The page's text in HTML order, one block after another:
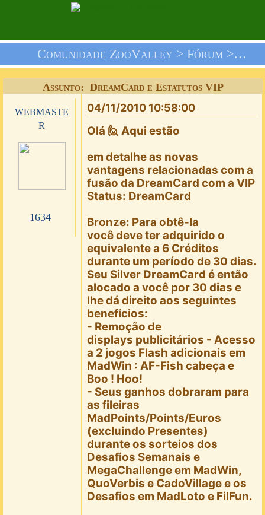
Comunidade ZooValley > Fórum> Nós
Assunto: DreamCard e Estatutos VIP
webmaste
r
1634
04/11/2010 10:58:00
Olá 🙋 Aqui estão
em detalhe as novas
vantagens relacionadas com a
fusão da DreamCard com a VIP
Status: DreamCard
Bronze: Para obtê-la
você deve ter adquirido o
equivalente a 6 Créditos
durante um período de 30 dias.
Seu Silver DreamCard é então
alocado a você por 30 dias e
lhe dá direito aos seguintes
benefícios:
- Remoção de
displays publicitários - Acesso
a 2 jogos Flash adicionais em
MadWin : AF-Fish cabeça e
Boo ! Hoo!
- Seus ganhos dobraram para
as fileiras
MadPoints/Points/Euros
(excluindo Presentes)
durante os sorteios dos
Desafios Semanais e
MegaChallengeem MadWin,
QuoVerbis e CadoVillage e os
Desafios em MadLoto e FilFun.